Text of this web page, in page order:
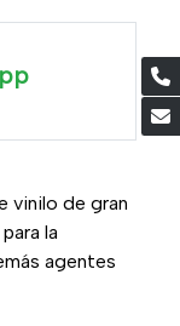
vinilo de gran
la
agentes